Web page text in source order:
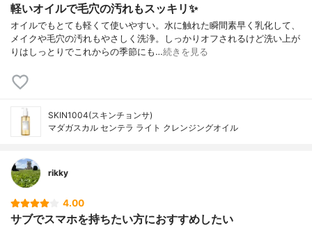
軽いオイルで毛穴の汚れもスッキリ✨
オイルでもとても軽くて使いやすい。水に触れた瞬間素早く乳化して、
メイクや毛穴の汚れもやさしく洗浄。しっかりオフされるけど洗い上が
りはしっとりでこれからの季節にも…続きを見る
SKIN1004(スキンチョンサ)
マダガスカル センテラ ライト クレンジングオイル
rikky
4.00
サブでスマホを持ちたい方におすすめしたい